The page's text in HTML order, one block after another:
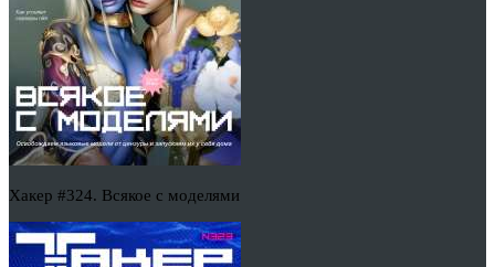
Хакер #324. Всякое с моделями